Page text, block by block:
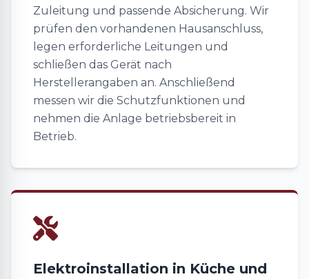
Zuleitung und passende Absicherung. Wir
prüfen den vorhandenen Hausanschluss,
legen erforderliche Leitungen und
schließen das Gerät nach
Herstellerangaben an. Anschließend
messen wir die Schutzfunktionen und
nehmen die Anlage betriebsbereit in
Betrieb.
Elektroinstallation in Küche und